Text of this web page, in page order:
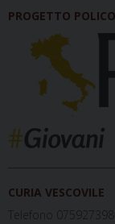
PROGETTO
CURIA VESCOVILE
Telefono